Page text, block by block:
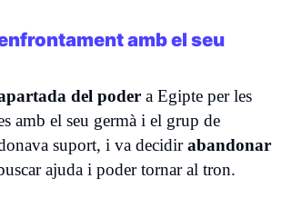
amb el seu
del poder a Egipte per les
amb el seu germà i el grup de
suport, i va decidir abandonar
ajuda i poder tornar al tron.